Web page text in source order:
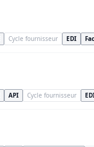
Cycle fournisseur EDI
API Cycle fournisseur